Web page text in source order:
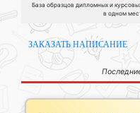
База образцов дипломных и
в одном
ЗАКАЗАТЬ НАПИСАНИЕ